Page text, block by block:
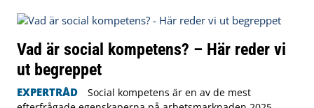
Vad är social kompetens? – Här reder vi
ut begreppet
EXPERTRÅD
Social kompetens är en av de mest